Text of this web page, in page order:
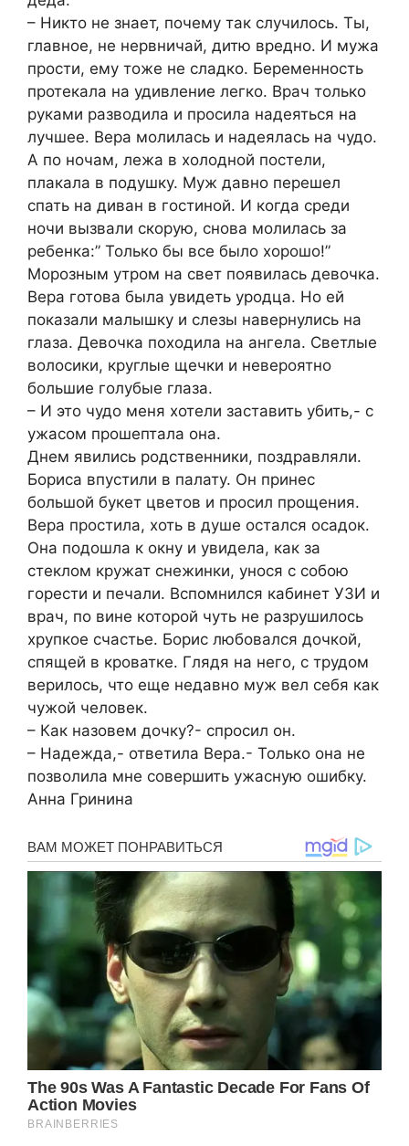
– Никто не знает, почему так случилось. Ты,
главное, не нервничай, дитю вредно. И мужа
прости, ему тоже не сладко. Беременность
протекала на удивление легко. Врач только
руками разводила и просила надеяться на
лучшее. Вера молилась и надеялась на чудо.
А по ночам, лежа в холодной постели,
плакала в подушку. Муж давно перешел
спать на диван в гостиной. И когда среди
ночи вызвали скорую, снова молилась за
ребенка:” Только бы все было хорошо!”
Морозным утром на свет появилась девочка.
Вера готова была увидеть уродца. Но ей
показали малышку и слезы навернулись на
глаза. Девочка походила на ангела. Светлые
волосики, круглые щечки и невероятно
большие голубые глаза.
– И это чудо меня хотели заставить убить,- с
ужасом прошептала она.
Днем явились родственники, поздравляли.
Бориса впустили в палату. Он принес
большой букет цветов и просил прощения.
Вера простила, хоть в душе остался осадок.
Она подошла к окну и увидела, как за
стеклом кружат снежинки, унося с собою
горести и печали. Вспомнился кабинет УЗИ и
врач, по вине которой чуть не разрушилось
хрупкое счастье. Борис любовался дочкой,
спящей в кроватке. Глядя на него, с трудом
верилось, что еще недавно муж вел себя как
чужой человек.
– Как назовем дочку?- спросил он.
– Надежда,- ответила Вера.- Только она не
позволила мне совершить ужасную ошибку.
Анна Гринина